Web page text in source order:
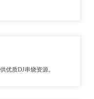
优质DJ串烧资源。